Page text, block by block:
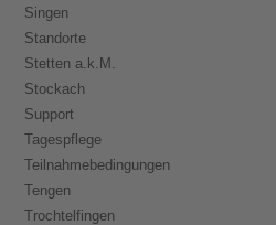
Singen
Standorte
Stetten a.k.M.
Stockach
Support
Tagespflege
Teilnahmebedingungen
Tengen
Trochtelfingen